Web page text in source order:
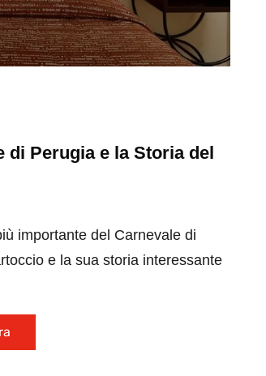
di Perugia e la Storia del
importante del Carnevale di
e la sua storia interessante